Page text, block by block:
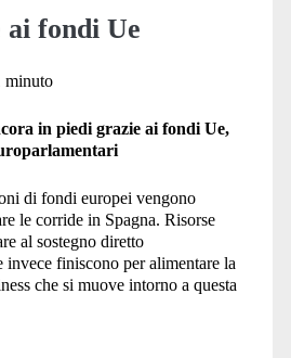
fondi Ue
minuto
in piedi grazie ai fondi Ue,
di fondi europei vengono
le corride in Spagna. Risorse
al sostegno diretto
invece finiscono per alimentare la
che si muove intorno a questa